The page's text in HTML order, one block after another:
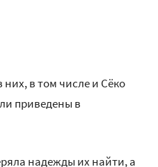
в том числе и Сёко
приведены в
надежды их найти, а